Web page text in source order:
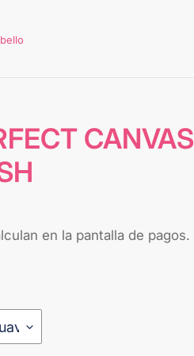
CANVAS
en la pantalla de pagos.